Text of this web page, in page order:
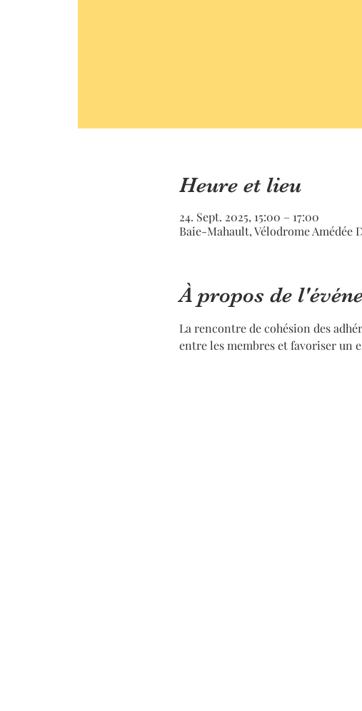
Heure et lieu
24. Sept. 2025, 15:00 – 17:00
Baie-Mahault, Vélodrome Amédée
À propos de
La rencontre de cohésion des
entre les membres et favoriser un